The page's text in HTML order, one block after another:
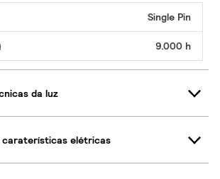
Single Pin
9.000 h
da luz
caraterísticas elétricas